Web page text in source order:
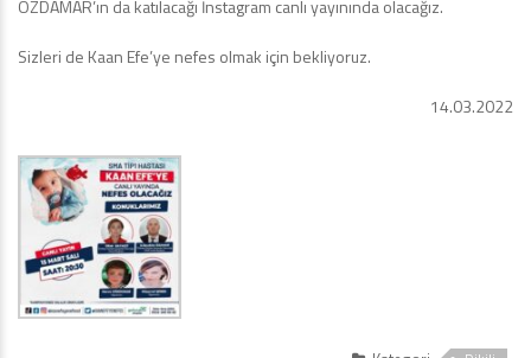
ÖZDAMAR’ın da katılacağı İnstagram canlı yayınında olacağız.
Sizleri de Kaan Efe’ye nefes olmak için bekliyoruz.
14.03.2022